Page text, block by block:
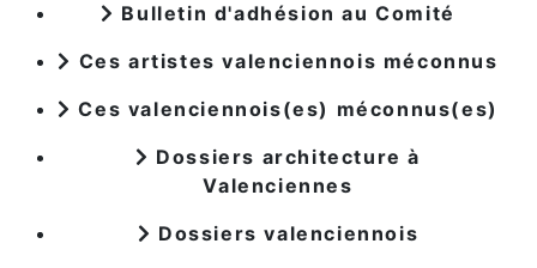
Bulletin d'adhésion au Comité
Ces artistes valenciennois méconnus
Ces valenciennois(es) méconnus(es)
Dossiers architecture à
Valenciennes
Dossiers valenciennois